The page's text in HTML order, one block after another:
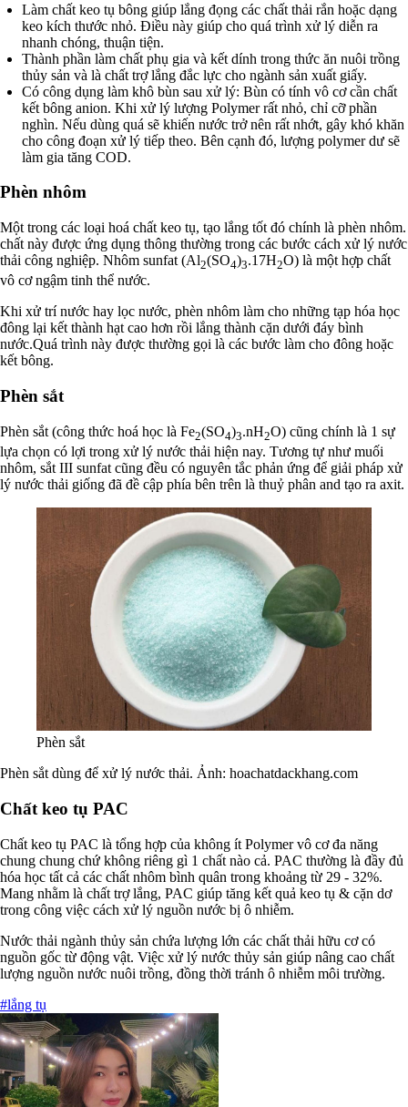
Làm chất keo tụ bông giúp lắng đọng các chất thải rắn hoặc dạng
keo kích thước nhỏ. Điều này giúp cho quá trình xử lý diễn ra
nhanh chóng, thuận tiện.
Thành phần làm chất phụ gia và kết dính trong thức ăn nuôi trồng
thủy sản và là chất trợ lắng đắc lực cho ngành sản xuất giấy.
Có công dụng làm khô bùn sau xử lý: Bùn có tính vô cơ cần chất
kết bông anion. Khi xử lý lượng Polymer rất nhỏ, chỉ cỡ phần
nghìn. Nếu dùng quá sẽ khiến nước trở nên rất nhớt, gây khó khăn
cho công đoạn xử lý tiếp theo. Bên cạnh đó, lượng polymer dư sẽ
làm gia tăng COD.
Phèn nhôm
Một trong các loại hoá chất keo tụ, tạo lắng tốt đó chính là phèn nhôm.
chất này được ứng dụng thông thường trong các bước cách xử lý nước
thải công nghiệp. Nhôm sunfat (Al2(SO4)3.17H2O) là một hợp chất
vô cơ ngậm tinh thể nước.
Khi xử trí nước hay lọc nước, phèn nhôm làm cho những tạp hóa học
đông lại kết thành hạt cao hơn rồi lắng thành cặn dưới đáy bình
nước.Quá trình này được thường gọi là các bước làm cho đông hoặc
kết bông.
Phèn sắt
Phèn sắt (công thức hoá học là Fe2(SO4)3.nH2O) cũng chính là 1 sự
lựa chọn có lợi trong xử lý nước thải hiện nay. Tương tự như muối
nhôm, sắt III sunfat cũng đều có nguyên tắc phản ứng để giải pháp xử
lý nước thải giống đã đề cập phía bên trên là thuỷ phân and tạo ra axit.
Phèn sắt
Phèn sắt dùng để xử lý nước thải. Ảnh: hoachatdackhang.com
Chất keo tụ PAC
Chất keo tụ PAC là tổng hợp của không ít Polymer vô cơ đa năng
chung chung chứ không riêng gì 1 chất nào cả. PAC thường là đầy đủ
hóa học tất cả các chất nhôm bình quân trong khoảng từ 29 - 32%.
Mang nhằm là chất trợ lắng, PAC giúp tăng kết quả keo tụ & cặn dơ
trong công việc cách xử lý nguồn nước bị ô nhiễm.
Nước thải ngành thủy sản chứa lượng lớn các chất thải hữu cơ có
nguồn gốc từ động vật. Việc xử lý nước thủy sản giúp nâng cao chất
lượng nguồn nước nuôi trồng, đồng thời tránh ô nhiễm môi trường.
#lắng tụ